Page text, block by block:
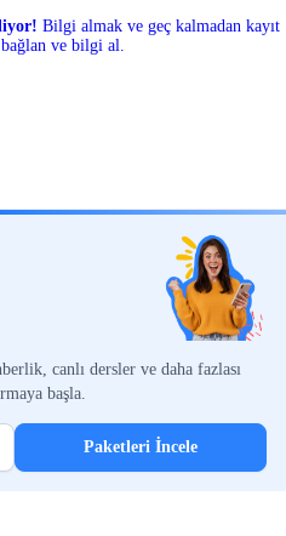
Bilgi almak ve geç kalmadan kayıt
ve bilgi al.
canlı dersler ve daha fazlası
başla.
Paketleri İncele